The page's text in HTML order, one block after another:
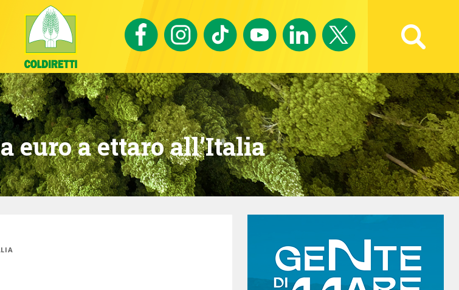
Ricerca avanzata
euro a ettaro all’Italia